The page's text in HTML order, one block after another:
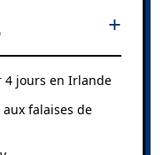
4 jours en Irlande
aux falaises de